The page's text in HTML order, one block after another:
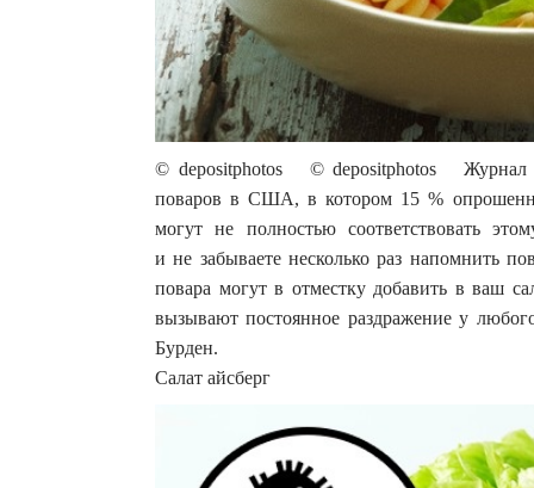
© depositphotos © depositphotos Журнал
поваров в США, в котором 15 %
могут не полностью соответствовать
и не забываете несколько раз напомнить
повара могут в отместку добавить в ваш
вызывают постоянное раздражение у
Бурден.
Салат айсберг